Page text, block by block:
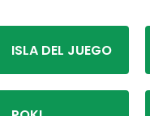
ISLA DEL JUEGO